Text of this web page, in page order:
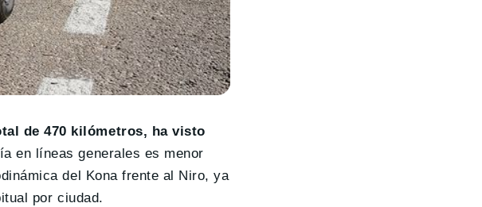
de 470 kilómetros, ha visto
en líneas generales es menor
del Kona frente al Niro, ya
por ciudad.